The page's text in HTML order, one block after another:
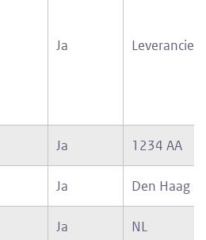
Ja
Ja 1234 AA
Ja Den Haag
Ja NL